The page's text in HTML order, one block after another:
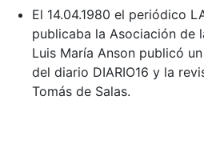
El 14.04.1980 el periódico
publicaba la Asociación de
Luis María Anson publicó
del diario DIARIO16 y la
Tomás de Salas.